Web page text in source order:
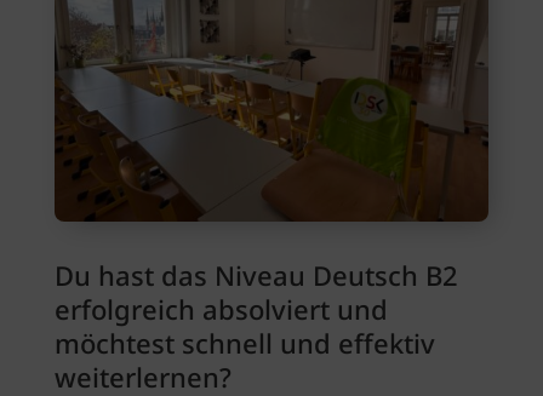
Du hast das Niveau Deutsch B2
erfolgreich absolviert und
möchtest schnell und effektiv
weiterlernen?